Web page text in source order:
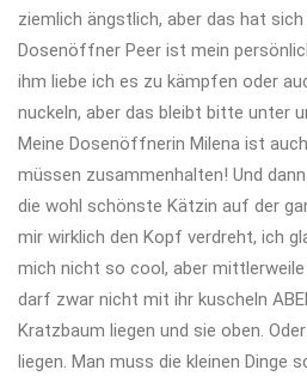
ziemlich ängstlich, aber das hat
Dosenöffner Peer ist mein
ihm liebe ich es zu kämpfen oder
nuckeln, aber das bleibt bitte unter
Meine Dosenöffnerin Milena ist
müssen zusammenhalten! Und
die wohl schönste Kätzin auf der
mir wirklich den Kopf verdreht, ich
mich nicht so cool, aber
darf zwar nicht mit ihr kuscheln
Kratzbaum liegen und sie oben.
liegen. Man muss die kleinen Dinge